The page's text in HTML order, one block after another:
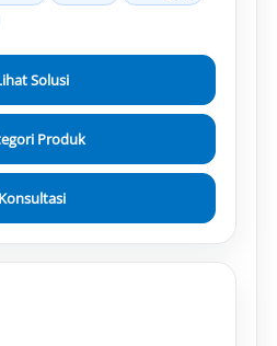
Solusi
Produk
Konsultasi